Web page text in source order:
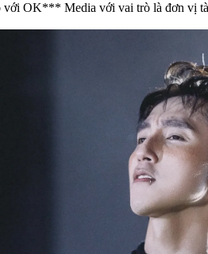
với OK*** Media với vai trò là đơn vị